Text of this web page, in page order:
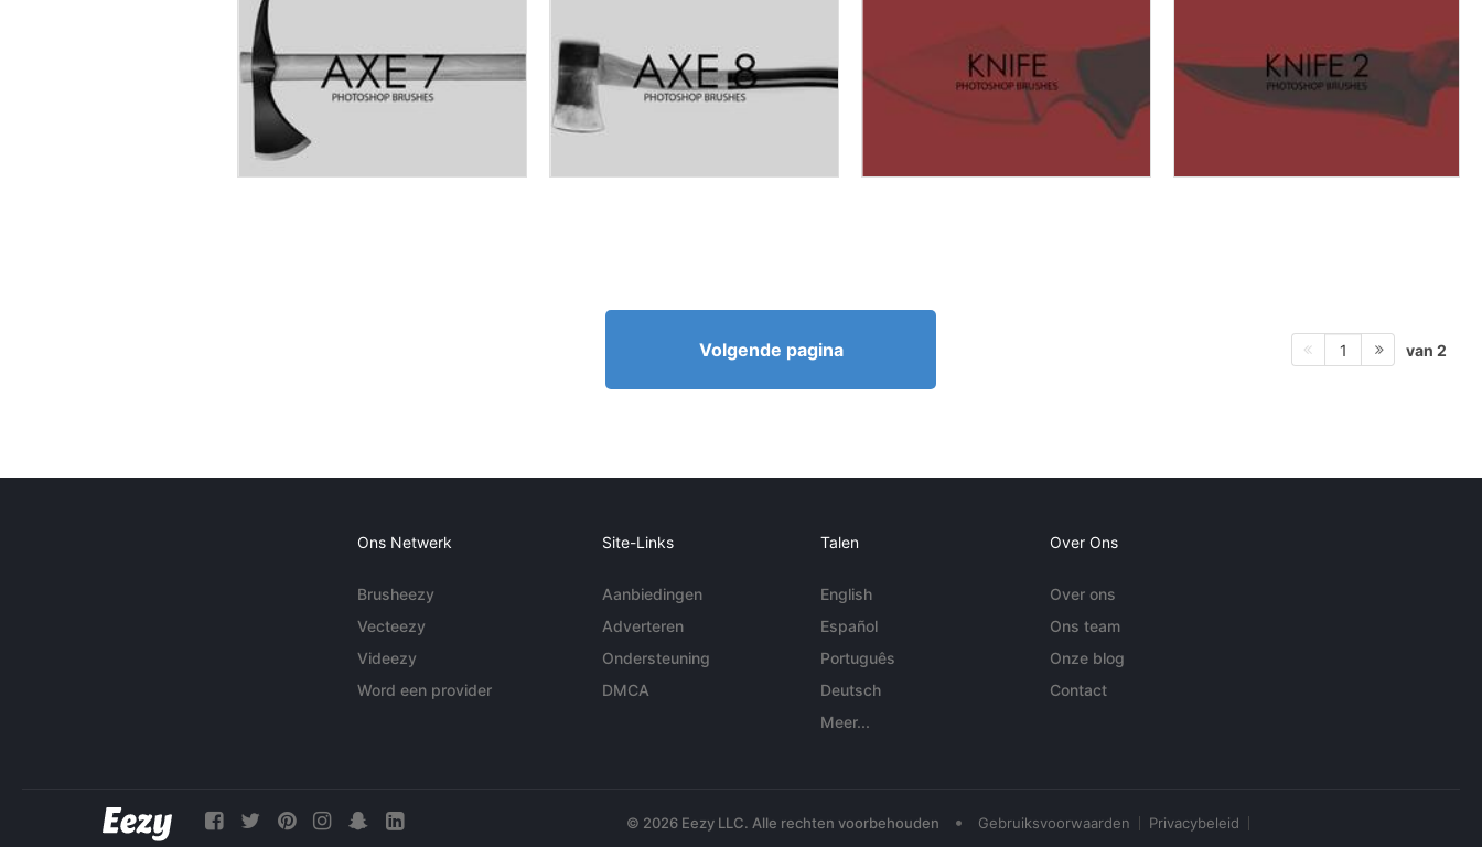
Volgende pagina 1 van 2
Ons Netwerk
Brusheezy
Vecteezy
Videezy
Word een provider
Site-Links
Aanbiedingen
Adverteren
Ondersteuning
DMCA
Talen
English
Español
Português
Deutsch
Meer...
Over Ons
Over ons
Ons team
Onze blog
Contact
© 2026 Eezy LLC. Alle rechten voorbehouden • Gebruiksvoorwaarden Privacybeleid